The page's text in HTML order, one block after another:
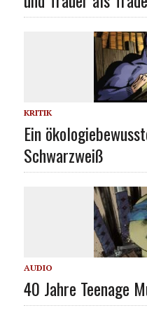
KRITIK
Ein
Schwarzweiß
AUDIO
40 Jahre Teenage